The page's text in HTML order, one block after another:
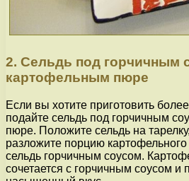
2. Сельдь под горчичным
картофельным пюре
Если вы хотите приготовить
подайте сельдь под горчичным
пюре. Положите сельдь на
разложите порцию
сельдь горчичным соусом.
сочетается с горчичным соусом и